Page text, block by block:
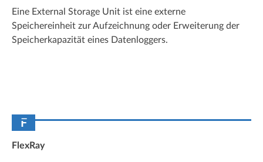
Eine External Storage Unit ist eine externe
Speichereinheit zur Aufzeichnung oder Erweiterung der
Speicherkapazität eines Datenloggers.
F
FlexRay